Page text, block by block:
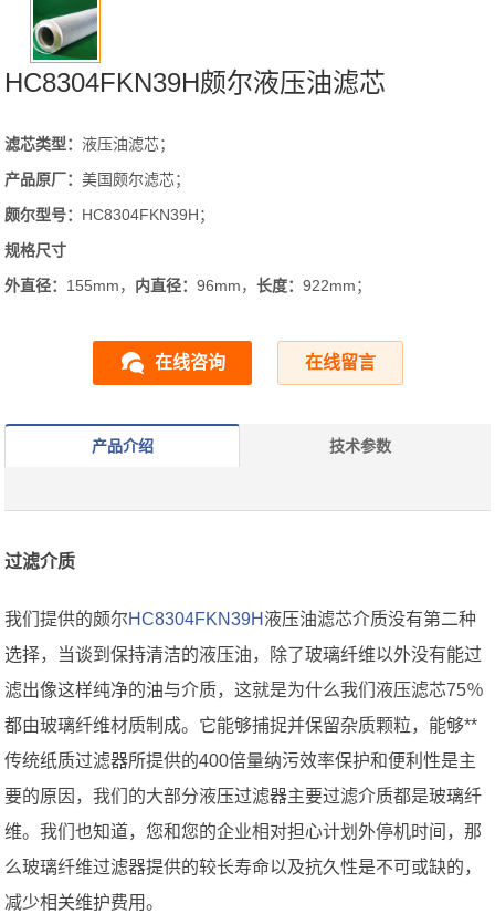
HC8304FKN39H颇尔液压油滤芯
滤芯类型：液压油滤芯；
产品原厂：美国颇尔滤芯；
颇尔型号： HC8304FKN39H；
规格尺寸
外直径： 155mm， 内直径：96mm，长度：922mm；
在线咨询 在线留言
产品介绍 技术参数
过滤介质
我们提供的颇尔HC8304FKN39H 液压油滤芯介质没有第二种
选择，当谈到保持清洁的液压油，除了玻璃纤维以外没有能过
滤出像这样纯净的油与介质，这就是为什么我们液压滤芯75％
都由玻璃纤维材质制成。它能够捕捉并保留杂质颗粒，能够**
传统纸质过滤器所提供的400倍量纳污效率保护和便利性是主
要的原因，我们的大部分液压过滤器主要过滤介质都是玻璃纤
维。我们也知道，您和您的企业相对担心计划外停机时间，那
么玻璃纤维过滤器提供的较长寿命以及抗久性是不可或缺的，
减少相关维护费用。